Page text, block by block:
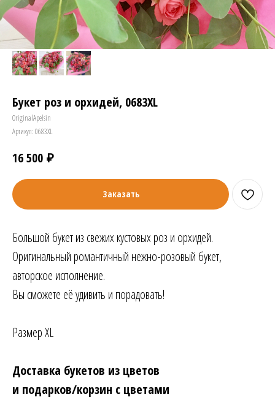
Букет роз и орхидей, 0683ХL
OriginalApelsin
Артикул:0683XL
16 500 ₽
Заказать
Большой букет из свежих кустовых роз и орхидей.
Оригинальный романтичный нежно-розовый букет,
авторское исполнение.
Вы сможете её удивить и порадовать!
Размер XL
Доставка букетов из цветов
и подарков/корзин с цветами